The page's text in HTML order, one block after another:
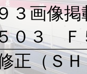
３画像掲
０３
正（Ｓ